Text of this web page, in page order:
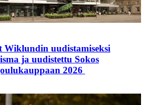
Wiklundin uudistamiseksi
ja uudistettu Sokos
2026